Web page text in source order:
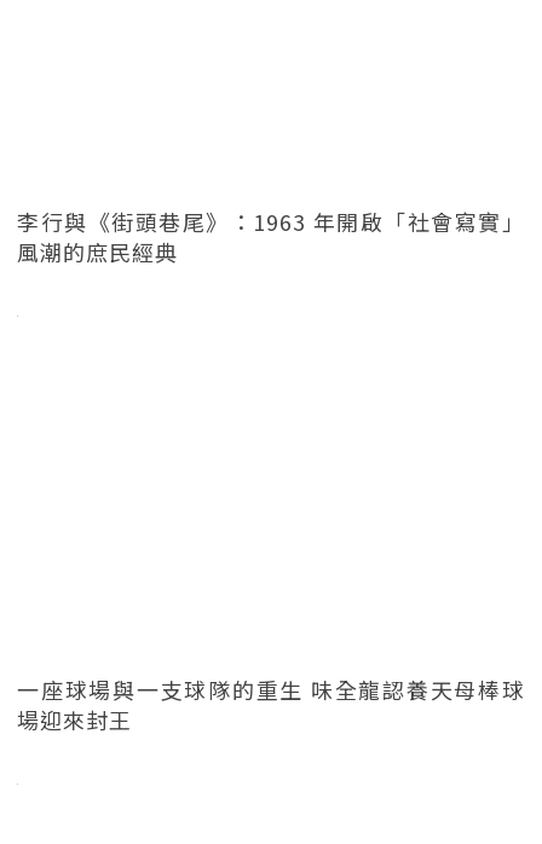
李行與《街頭巷尾》：1963 年開啟「社會寫實」
風潮的庶民經典
一座球場與一支球隊的重生 味全龍認養天母棒球
場迎來封王